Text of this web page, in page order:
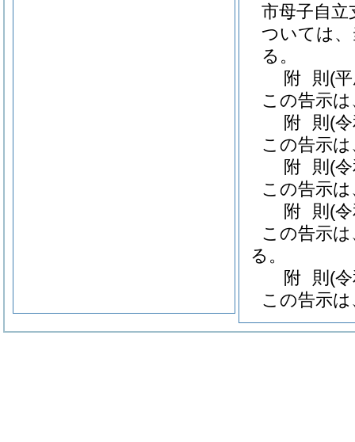
市母子自
ついては
る。
附 則 (
この告示
附 則 (
この告示
附 則 (
この告示
附 則 (
この告示
る。
附 則 (
この告示